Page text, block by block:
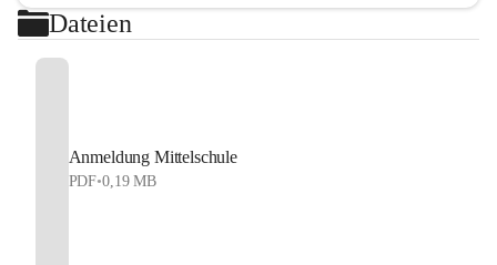
Dateien
Anmeldung Mittelschule
PDF•0,19 MB